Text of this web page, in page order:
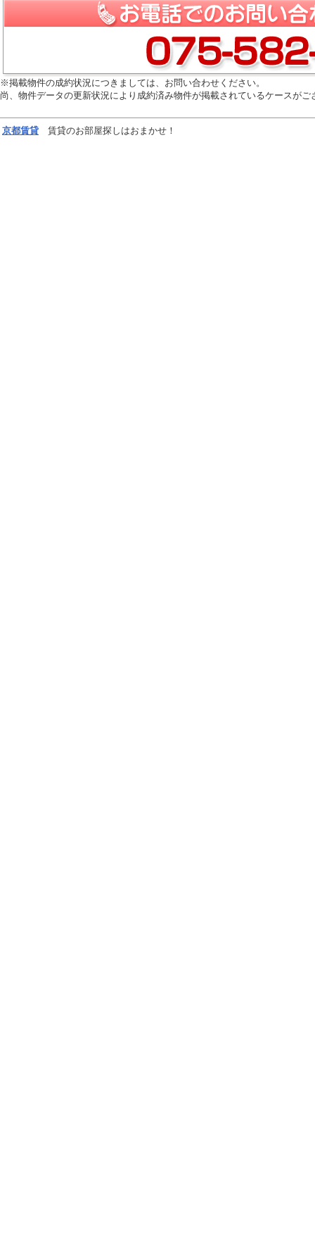
※掲載物件の成約状況につきましては、お問い合わせください。
尚、物件データの更新状況により成約済み物件が掲載されているケースが
京都賃貸 賃貸のお部屋探しはおまかせ！